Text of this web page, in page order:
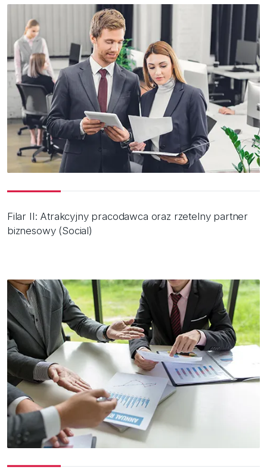
Filar II: Atrakcyjny pracodawca oraz rzetelny partner
biznesowy (Social)